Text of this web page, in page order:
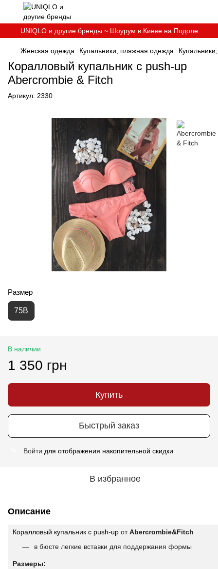
UNIQLO и другие бренды ~ Шоурум в Киеве на Подоле
Женская одежда Купальники, пляжная одежда
Коралловый купальник c push-up
Abercrombie & Fitch
Артикул: 2330
Размер
75B
В наличии
1 350 грн
Купить
Быстрый заказ
Войти для отображения накопительной скидки
В избранное
Описание
Коралловый купальник c push-up отAbercrombie&Fitch
в бюсте легкие вставки для поддержания формы
Размеры: